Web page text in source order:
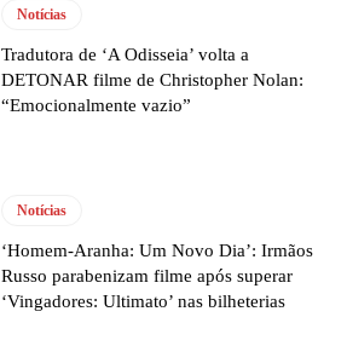
Notícias
Tradutora de ‘A Odisseia’ volta a
DETONAR filme de Christopher Nolan:
“Emocionalmente vazio”
Notícias
‘Homem-Aranha: Um Novo Dia’: Irmãos
Russo parabenizam filme após superar
‘Vingadores: Ultimato’ nas bilheterias